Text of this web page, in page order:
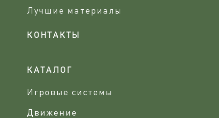
Лучшие материалы
КОНТАКТЫ
КАТАЛОГ
Игровые системы
Движение